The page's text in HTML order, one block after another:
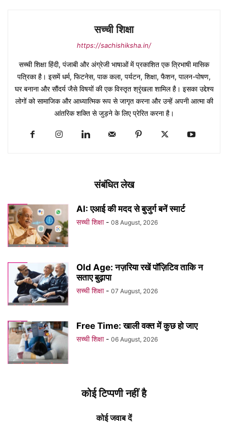
सच्ची शिक्षा
https://sachishiksha.in/
सच्ची शिक्षा हिंदी, पंजाबी और अंग्रेजी भाषाओं में प्रकाशित एक त्रिभाषी मासिक
पत्रिका है। इसमें धर्म, फिटनेस, पाक कला, पर्यटन, शिक्षा, फैशन, पालन-पोषण,
घर बनाना और सौंदर्य जैसे विषयों की एक विस्तृत श्रृंखला शामिल है। इसका उद्देश्य
लोगों को सामाजिक और आध्यात्मिक रूप से जागृत करना और उन्हें अपनी आत्मा की
आंतरिक शक्ति से जुड़ने के लिए प्रेरित करना है।
संबंधित लेख
AI: एआई की मदद से बुजुर्ग बनें स्मार्ट
सच्ची शिक्षा - 08 August, 2026
Old Age: नज़रिया रखें पॉज़िटिव ताकि न
सताए बुढ़ापा
सच्ची शिक्षा - 07 August, 2026
Free Time: खाली वक्त में कुछ हो जाए
सच्ची शिक्षा - 06 August, 2026
कोई टिप्पणी नहीं है
कोई जवाब दें